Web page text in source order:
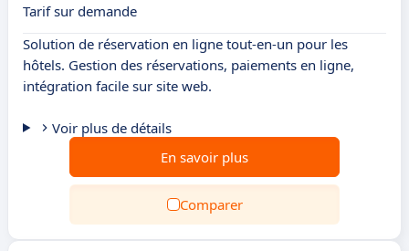
Tarif sur demande
Solution de réservation en ligne tout-en-un pour les
hôtels. Gestion des réservations, paiements en ligne,
intégration facile sur site web.
Voir plus de détails
En savoir plus
Comparer